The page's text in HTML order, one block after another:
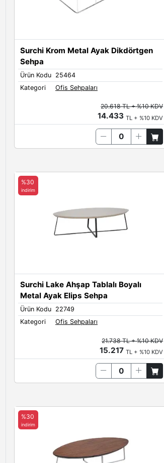
Surchi Krom Metal Ayak Dikdörtgen
Sehpa
Ürün Kodu
25464
Kategori
Ofis Sehpaları
20.618 TL + %10 KDV
14.433TL + %10 KDV
Surchi Lake Ahşap Tablalı Boyalı
Metal Ayak Elips Sehpa
Ürün Kodu
22749
Kategori
Ofis Sehpaları
%30
indirim
21.738 TL + %10 KDV
15.217TL + %10 KDV
%30
indirim